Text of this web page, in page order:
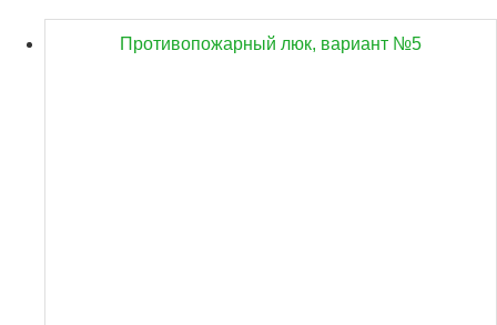
Противопожарный люк, вариант №5